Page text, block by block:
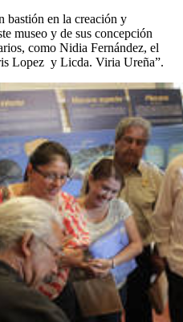
bastión en la creación y
museo y de sus concepción
como Nidia Fernández, el
Lopez y Licda. Viria Ureña”.